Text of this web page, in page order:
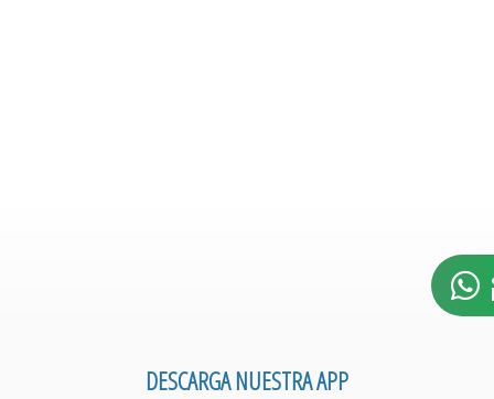
DESCARGA NUESTRA APP